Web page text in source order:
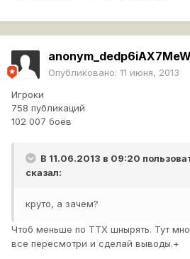
anonym_dedp6iAX7MeW
Опубликовано: 11 июня, 2013
Игроки
758 публикаций
102 007 боёв
В 11.06.2013 в 09:20
сказал:
круто, а зачем?
Чтоб меньше по ТТХ шнырять. Тут
все пересмотри и сделай выводы.+